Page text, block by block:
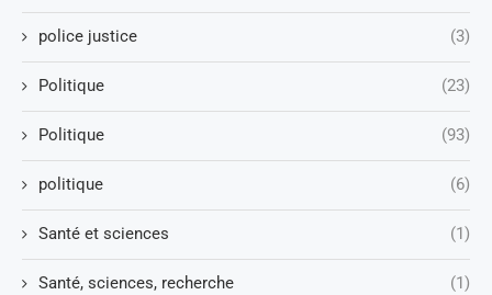
police justice (3)
Politique (23)
Politique (93)
politique (6)
Santé et sciences (1)
Santé, sciences, recherche (1)